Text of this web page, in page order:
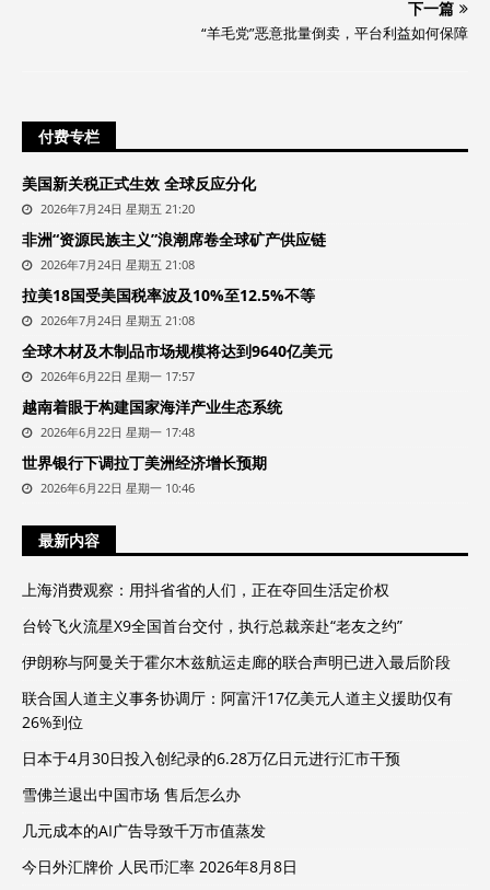
下一篇
“羊毛党”恶意批量倒卖，平台利益如何保障
付费专栏
美国新关税正式生效 全球反应分化
2026年7月24日 星期五 21:20
非洲“资源民族主义”浪潮席卷全球矿产供应链
2026年7月24日 星期五 21:08
拉美18国受美国税率波及10%至12.5%不等
2026年7月24日 星期五 21:08
全球木材及木制品市场规模将达到9640亿美元
2026年6月22日 星期一 17:57
越南着眼于构建国家海洋产业生态系统
2026年6月22日 星期一 17:48
世界银行下调拉丁美洲经济增长预期
2026年6月22日 星期一 10:46
最新内容
上海消费观察：用抖省省的人们，正在夺回生活定价权
台铃飞火流星X9全国首台交付，执行总裁亲赴“老友之约”
伊朗称与阿曼关于霍尔木兹航运走廊的联合声明已进入最后阶段
联合国人道主义事务协调厅：阿富汗17亿美元人道主义援助仅有
26%到位
日本于4月30日投入创纪录的6.28万亿日元进行汇市干预
雪佛兰退出中国市场 售后怎么办
几元成本的AI广告导致千万市值蒸发
今日外汇牌价 人民币汇率 2026年8月8日